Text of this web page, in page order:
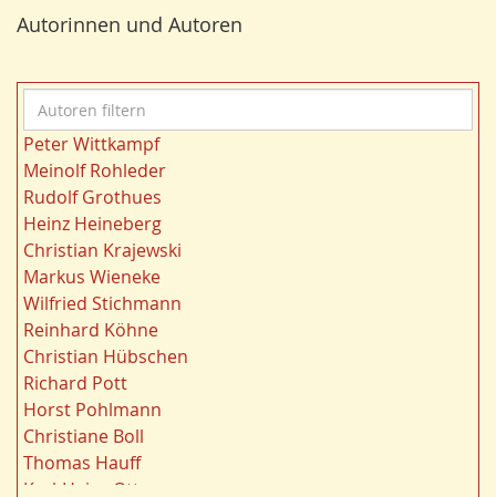
r
n
Bergbau 24
Kultur 22
Kulturlandschaft
Wohnen 21
Gewässer 21
Städtebau 20
Wahl 20
Ländliche Entwicklung
Ruhrgebiet 20
Migration/Wanderung
Strukturwandel
Landschaft 19
Siedlung/Siedlungsgeschichte
Demographischer Wandel
Geologie 19
Dortmund 18
Energie/Energiewirtschaft
Autorinnen und Autoren
u
t
o
r
e
n
f
i
l
t
e
r
n
Peter Wittkampf
Meinolf Rohleder
Rudolf Grothues
Heinz Heineberg
Christian Krajewski
Markus Wieneke
Wilfried Stichmann
Reinhard Köhne
Christian Hübschen
Richard Pott
Horst Pohlmann
Christiane Boll
Thomas Hauff
Karl-Heinz Otto